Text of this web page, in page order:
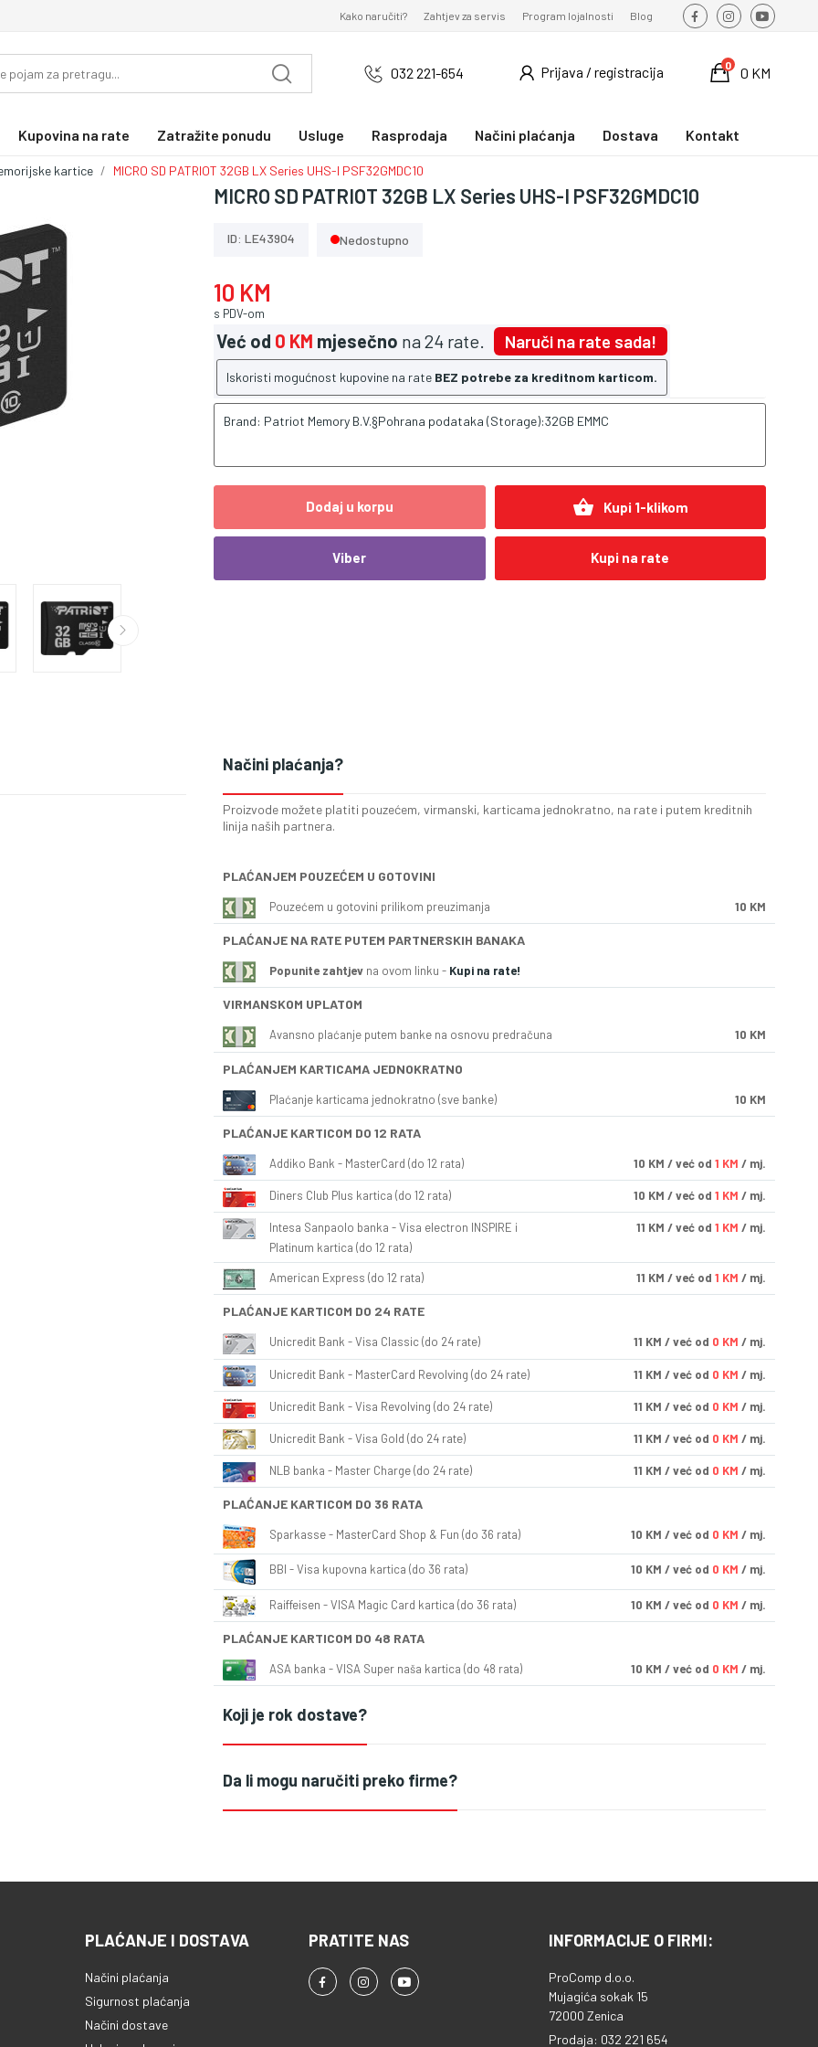
Kako naručiti? Zahtjev za servis Program lojalnosti Blog
032 221-654 Prijava / registracija 0 KM
0
Kupovina na rate Zatražite ponudu Usluge Rasprodaja Načini plaćanja Dostava Kontakt
kartice MICRO SD PATRIOT 32GB LX Series UHS-I PSF32GMDC10
MICRO SD PATRIOT 32GB LX Series UHS-I PSF32GMDC10
ID: LE43904 Nedostupno
10 KM
s PDV-om
Već od 0 KM mjesečno na 24 rate. Naruči na rate sada!
Iskoristi mogućnost kupovine na rate BEZ potrebe za kreditnom karticom.
Brand: Patriot Memory B.V.§Pohrana podataka (Storage):32GB EMMC
Dodaj u korpu shopping_basket Kupi 1-klikom
Viber Kupi na rate
Načini plaćanja?
Proizvode možete platiti pouzećem, virmanski, karticama jednokratno, na rate i putem kreditnih
linija naših partnera.
PLAĆANJEM POUZEĆEM U GOTOVINI
Pouzećem u gotovini prilikom preuzimanja 10 KM
PLAĆANJE NA RATE PUTEM PARTNERSKIH BANAKA
Popunite zahtjev na ovom linku - Kupi na rate!
VIRMANSKOM UPLATOM
Avansno plaćanje putem banke na osnovu predračuna 10 KM
PLAĆANJEM KARTICAMA JEDNOKRATNO
Plaćanje karticama jednokratno (sve banke) 10 KM
PLAĆANJE KARTICOM DO 12 RATA
Addiko Bank - MasterCard (do 12 rata) 10 KM / već od 1 KM / mj.
Diners Club Plus kartica (do 12 rata) 10 KM / već od 1 KM / mj.
Intesa Sanpaolo banka - Visa electron INSPIRE i
Platinum kartica (do 12 rata)
11 KM / već od 1 KM / mj.
American Express (do 12 rata) 11 KM / već od 1 KM / mj.
PLAĆANJE KARTICOM DO 24 RATE
Unicredit Bank - Visa Classic (do 24 rate) 11 KM / već od 0 KM / mj.
Unicredit Bank - MasterCard Revolving (do 24 rate) 11 KM / već od 0 KM / mj.
Unicredit Bank - Visa Revolving (do 24 rate) 11 KM / već od 0 KM / mj.
Unicredit Bank - Visa Gold (do 24 rate) 11 KM / već od 0 KM / mj.
NLB banka - Master Charge (do 24 rate) 11 KM / već od 0 KM / mj.
PLAĆANJE KARTICOM DO 36 RATA
Sparkasse - MasterCard Shop & Fun (do 36 rata) 10 KM / već od 0 KM / mj.
BBI - Visa kupovna kartica (do 36 rata) 10 KM / već od 0 KM / mj.
Raiffeisen - VISA Magic Card kartica (do 36 rata) 10 KM / već od 0 KM / mj.
PLAĆANJE KARTICOM DO 48 RATA
ASA banka - VISA Super naša kartica (do 48 rata) 10 KM / već od 0 KM / mj.
Koji je rok dostave?
Da li mogu naručiti preko firme?
PLAĆANJE I DOSTAVA
Načini plaćanja
Sigurnost plaćanja
Načini dostave
PRATITE NAS INFORMACIJE O FIRMI:
ProComp d.o.o.
Mujagića sokak 15
72000 Zenica
Prodaja: 032 221 654